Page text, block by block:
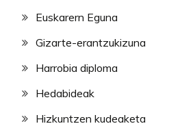
Euskarern Eguna
Gizarte-erantzukizuna
Harrobia diploma
Hedabideak
Hizkuntzen kudeaketa